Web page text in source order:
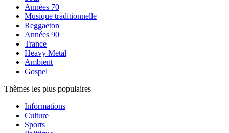
Années 70
Musique traditionnelle
Reggaeton
Années 90
Trance
Heavy Metal
Ambient
Gospel
Thèmes les plus populaires
Informations
Culture
Sports